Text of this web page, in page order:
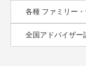
各種 ファミリー・
全国アドバイザー